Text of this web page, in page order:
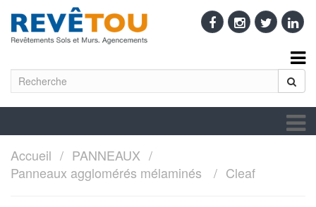
Accueil
PANNEAUX
Panneaux agglomérés mélaminés
Cleaf